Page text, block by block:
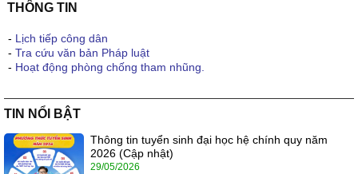
THÔNG TIN
- Lịch tiếp công dân
- Tra cứu văn bản Pháp luật
- Hoạt động phòng chống tham nhũng.
TIN NỔI BẬT
Thông tin tuyển sinh đại học hệ chính quy năm
2026 (Cập nhật)
29/05/2026